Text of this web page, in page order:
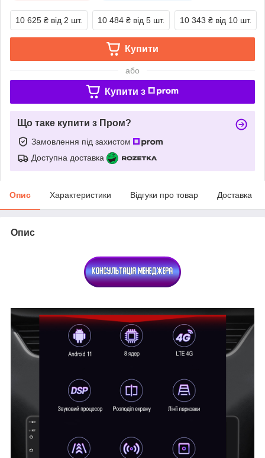
10 625 ₴ від 2 шт. 10 484 ₴ від 5 шт. 10 343 ₴ від 10 шт.
Купити
або
Купити з
Що таке купити з Пром?
Замовлення під захистом
Доступна доставка
Опис Характеристики Відгуки про товар Доставка
Опис